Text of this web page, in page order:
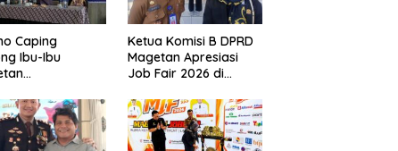
Caping
Ibu-Ibu
Perkuat Budaya
Makan Ikan
Ketua Komisi B DPRD
Magetan Apresiasi
Job Fair 2026 di
Anggaran